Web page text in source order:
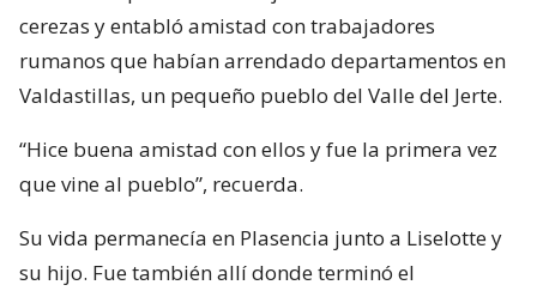
cerezas y entabló amistad con trabajadores
rumanos que habían arrendado departamentos en
Valdastillas, un pequeño pueblo del Valle del Jerte.
“Hice buena amistad con ellos y fue la primera vez
que vine al pueblo”, recuerda.
Su vida permanecía en Plasencia junto a Liselotte y
su hijo. Fue también allí donde terminó el